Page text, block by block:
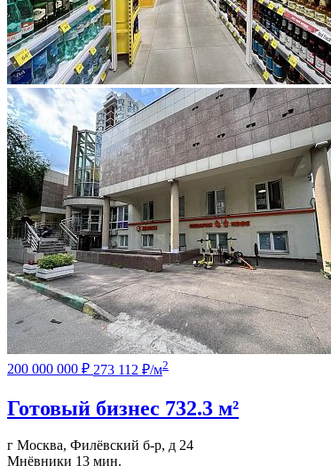
200 000 000 ₽ 273 112 ₽/м2
Готовый бизнес 732.3 м²
г Москва, Филёвский б-р, д 24
Мнёвники 13 мин.